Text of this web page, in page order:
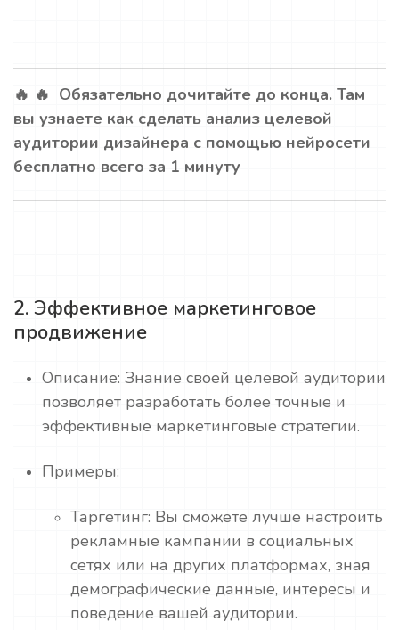
🔥 🔥 Обязательно дочитайте до конца. Там
вы узнаете как сделать анализ целевой
аудитории дизайнера с помощью нейросети
бесплатно всего за 1 минуту
2. Эффективное маркетинговое
продвижение
Описание: Знание своей целевой аудитории
позволяет разработать более точные и
эффективные маркетинговые стратегии.
Примеры:
Таргетинг: Вы сможете лучше настроить
рекламные кампании в социальных
сетях или на других платформах, зная
демографические данные, интересы и
поведение вашей аудитории.